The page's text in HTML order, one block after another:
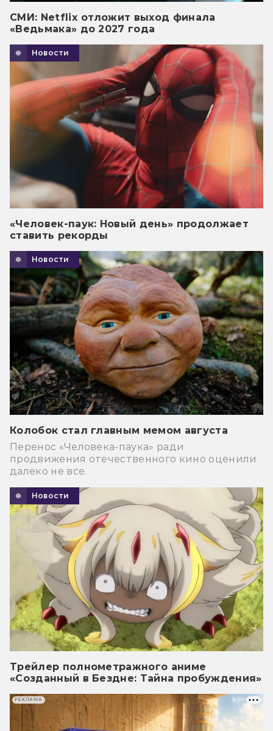
СМИ: Netflix отложит выход финала
«Ведьмака» до 2027 года
Новости
«Человек-паук: Новый день» продолжает
ставить рекорды
Новости
Колобок стал главным мемом августа
Перенос «Человека-паука» ради
продвижения отечественного кино оценили
далеко не все.
Новости
Трейлер полнометражного аниме
«Созданный в Бездне: Тайна пробуждения»
РЕКЛАМА